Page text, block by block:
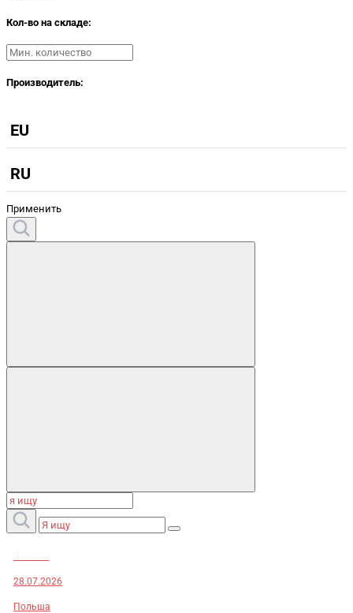
Кол-во на складе:
Производитель:
EU
RU
Применить
28.07.2026
Польша